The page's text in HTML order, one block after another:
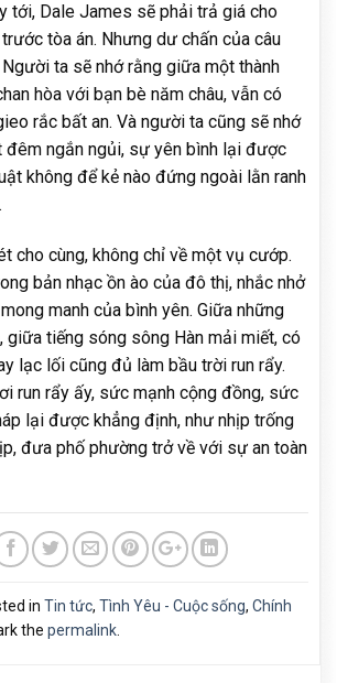
tới, Dale James sẽ phải trả giá cho
tòa án. Nhưng dư chấn của câu
ta sẽ nhớ rằng giữa một thành
hòa với bạn bè năm châu, vẫn có
rắc bất an. Và người ta cũng sẽ nhớ
đêm ngắn ngủi, sự yên bình lại được
không để kẻ nào đứng ngoài lằn ranh
cho cùng, không chỉ về một vụ cướp.
bản nhạc ồn ào của đô thị, nhắc nhở
manh của bình yên. Giữa những
giữa tiếng sóng sông Hàn mải miết, có
lạc lối cũng đủ làm bầu trời run rẩy.
run rẩy ấy, sức mạnh cộng đồng, sức
lại được khẳng định, như nhịp trống
đưa phố phường trở về với sự an toàn
in Tin tức, Tình Yêu - Cuộc sống, Chính
the permalink